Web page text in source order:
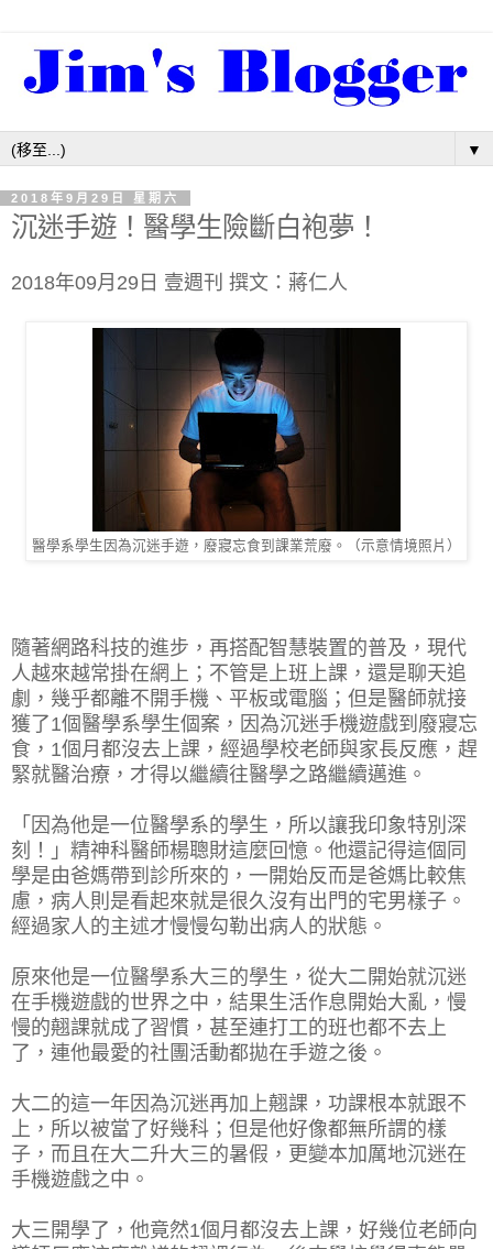
▼
2018年9月29日 星期六
沉迷手遊！醫學生險斷白袍夢！
2018年09月29日 壹週刊 撰文：蔣仁人
醫學系學生因為沉迷手遊，廢寢忘食到課業荒廢。（示意情境照片）
隨著網路科技的進步，再搭配智慧裝置的普及，現代
人越來越常掛在網上；不管是上班上課，還是聊天追
劇，幾乎都離不開手機、平板或電腦；但是醫師就接
獲了1個醫學系學生個案，因為沉迷手機遊戲到廢寢忘
食，1個月都沒去上課，經過學校老師與家長反應，趕
緊就醫治療，才得以繼續往醫學之路繼續邁進。
「因為他是一位醫學系的學生，所以讓我印象特別深
刻！」精神科醫師楊聰財這麼回憶。他還記得這個同
學是由爸媽帶到診所來的，一開始反而是爸媽比較焦
慮，病人則是看起來就是很久沒有出門的宅男樣子。
經過家人的主述才慢慢勾勒出病人的狀態。
原來他是一位醫學系大三的學生，從大二開始就沉迷
在手機遊戲的世界之中，結果生活作息開始大亂，慢
慢的翹課就成了習慣，甚至連打工的班也都不去上
了，連他最愛的社團活動都拋在手遊之後。
大二的這一年因為沉迷再加上翹課，功課根本就跟不
上，所以被當了好幾科；但是他好像都無所謂的樣
子，而且在大二升大三的暑假，更變本加厲地沉迷在
手機遊戲之中。
大三開學了，他竟然1個月都沒去上課，好幾位老師向